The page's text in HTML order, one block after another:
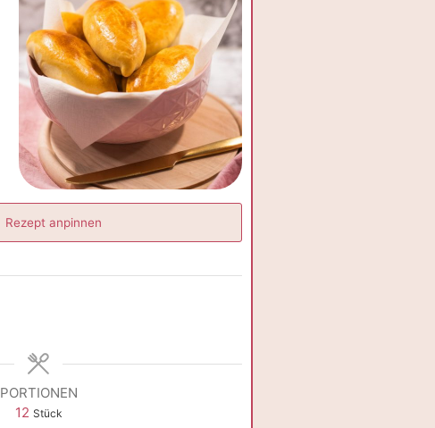
Rezept anpinnen
PORTIONEN
12 Stück